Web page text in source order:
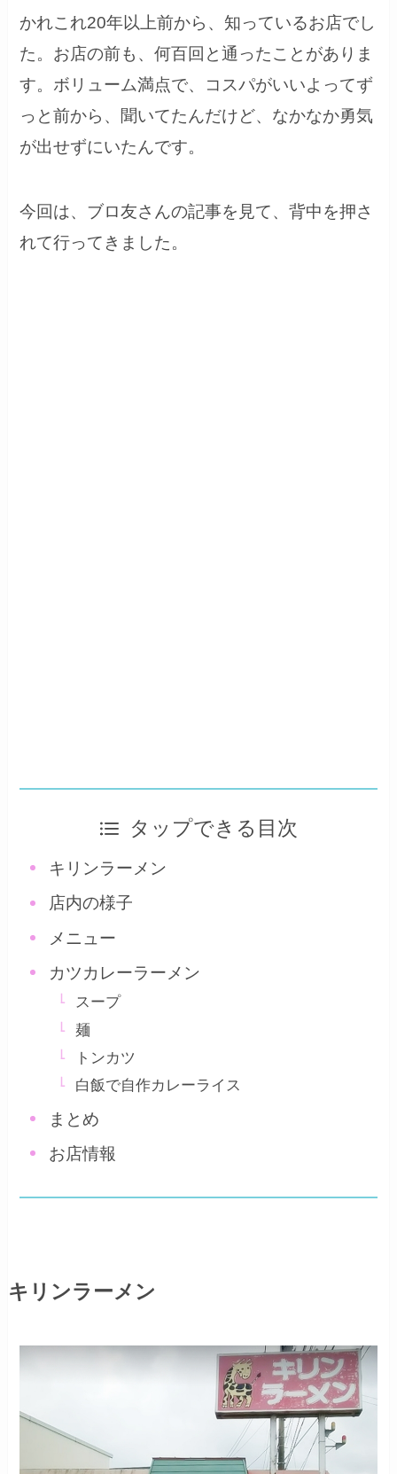
かれこれ20年以上前から、知っているお店でし
た。お店の前も、何百回と通ったことがありま
す。ボリューム満点で、コスパがいいよってず
っと前から、聞いてたんだけど、なかなか勇気
が出せずにいたんです。
今回は、ブロ友さんの記事を見て、背中を押さ
れて行ってきました。
タップできる目次
キリンラーメン
店内の様子
メニュー
カツカレーラーメン
スープ
麺
トンカツ
白飯で自作カレーライス
まとめ
お店情報
キリンラーメン